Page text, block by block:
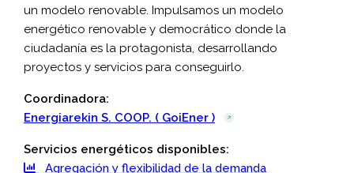
un modelo renovable. Impulsamos un modelo
energético renovable y democrático donde la
ciudadanía es la protagonista, desarrollando
proyectos y servicios para conseguirlo.
Coordinadora:
Energiarekin S. COOP. ( GoiEner )
Servicios energéticos disponibles:
Agregación y flexibilidad de la demanda